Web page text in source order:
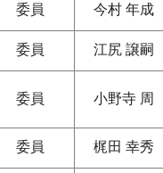
委員 今村 年成
委員 江尻 譲嗣
委員 小野寺 周
委員 梶田 幸秀